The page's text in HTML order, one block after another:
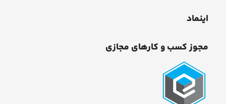
اینماد
مجوز کسب و کارهای مجازی